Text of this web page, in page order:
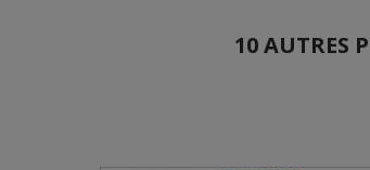
10 AUTRES